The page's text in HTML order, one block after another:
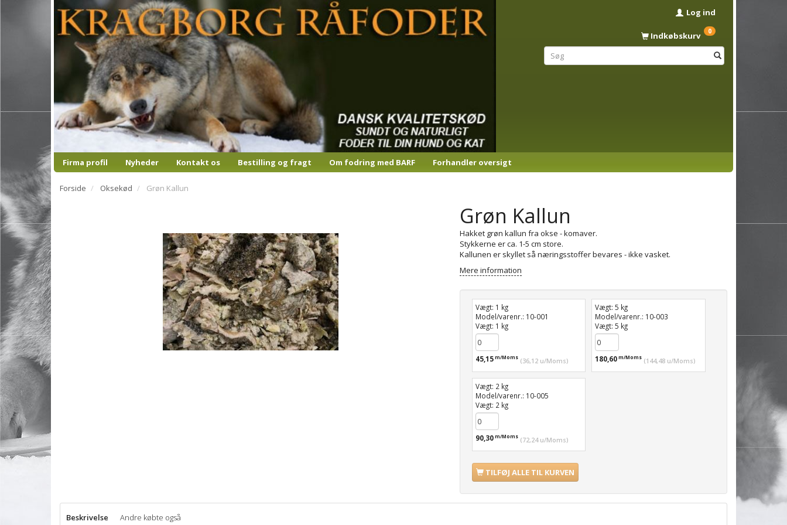
Log ind
Indkøbskurv 0
Firma profil Nyheder Kontakt os Bestilling og fragt Om fodring med BARF Forhandler oversigt
Forside Oksekød Grøn Kallun
Grøn Kallun
Hakket grøn kallun fra okse - komaver.
Stykkerne er ca. 1-5 cm store.
Kallunen er skyllet så næringsstoffer bevares - ikke vasket.
Mere information
Vægt: 1 kg
Model/varenr.: 10-001
Vægt: 1 kg
45,15m/Moms (36,12u/Moms)
Vægt:5 kg
Model/varenr.: 10-003
Vægt:5 kg
180,60m/Moms (144,48 u/Moms)
Vægt: 2 kg
Model/varenr.: 10-005
Vægt: 2 kg
90,30m/Moms (72,24u/Moms)
TILFØJ ALLE TIL KURVEN
Beskrivelse Andre købte også